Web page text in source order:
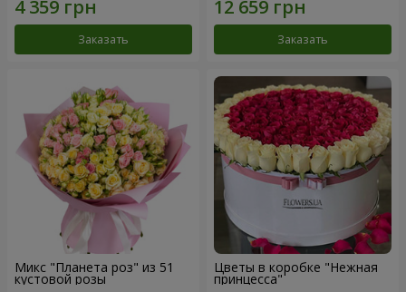
Заказать Заказать
Микс "Планета роз" из 51
кустовой розы
Цветы в коробке "Нежная
принцесса"